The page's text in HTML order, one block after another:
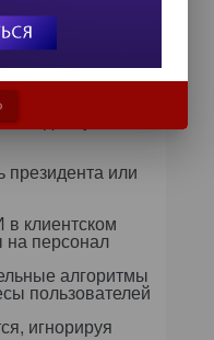
дообучения
президента или
клиентском
на персонал
алгоритмы
пользователей
игнорируя